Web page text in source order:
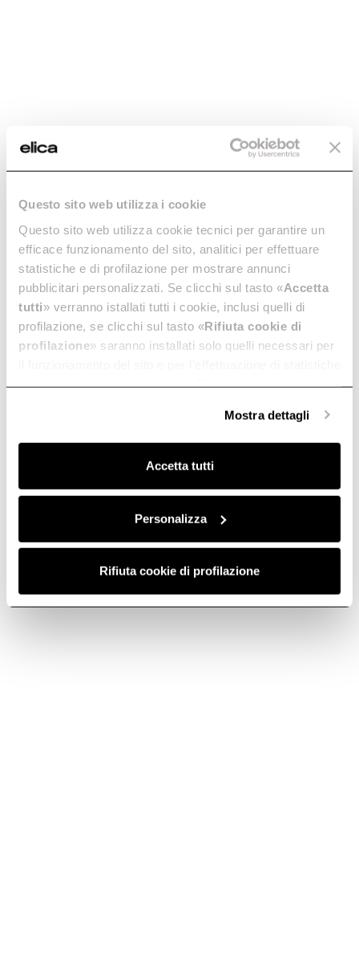
Questo sito web utilizza i cookie
Questo sito web utilizza cookie tecnici per garantire un
efficace funzionamento del sito, analitici per effettuare
statistiche e di profilazione per mostrare annunci
pubblicitari personalizzati. Se clicchi sul tasto «Accetta
tutti» verranno istallati tutti i cookie, inclusi quelli di
profilazione, se clicchi sul tasto «Rifiuta cookie di
profilazione» saranno installati solo quelli necessari per
anonime, mentre se clicchi su «Personalizza», potrai
Clicca quiper visualizzare la cookie policy.
Mostra dettagli
Accetta tutti
Personalizza
Rifiuta cookie di profilazione
Haiku Island
Ästhetik nach Wunsch.